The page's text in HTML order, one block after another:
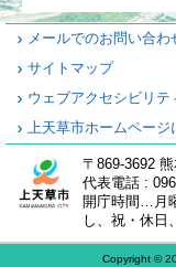
メールでのお問い合わ
サイトマップ
ウェブアクセシビリテ
上天草市ホームページ
〒869-3692
代表電話 :
開庁時間…月
し、祝・休日
Copyright ©